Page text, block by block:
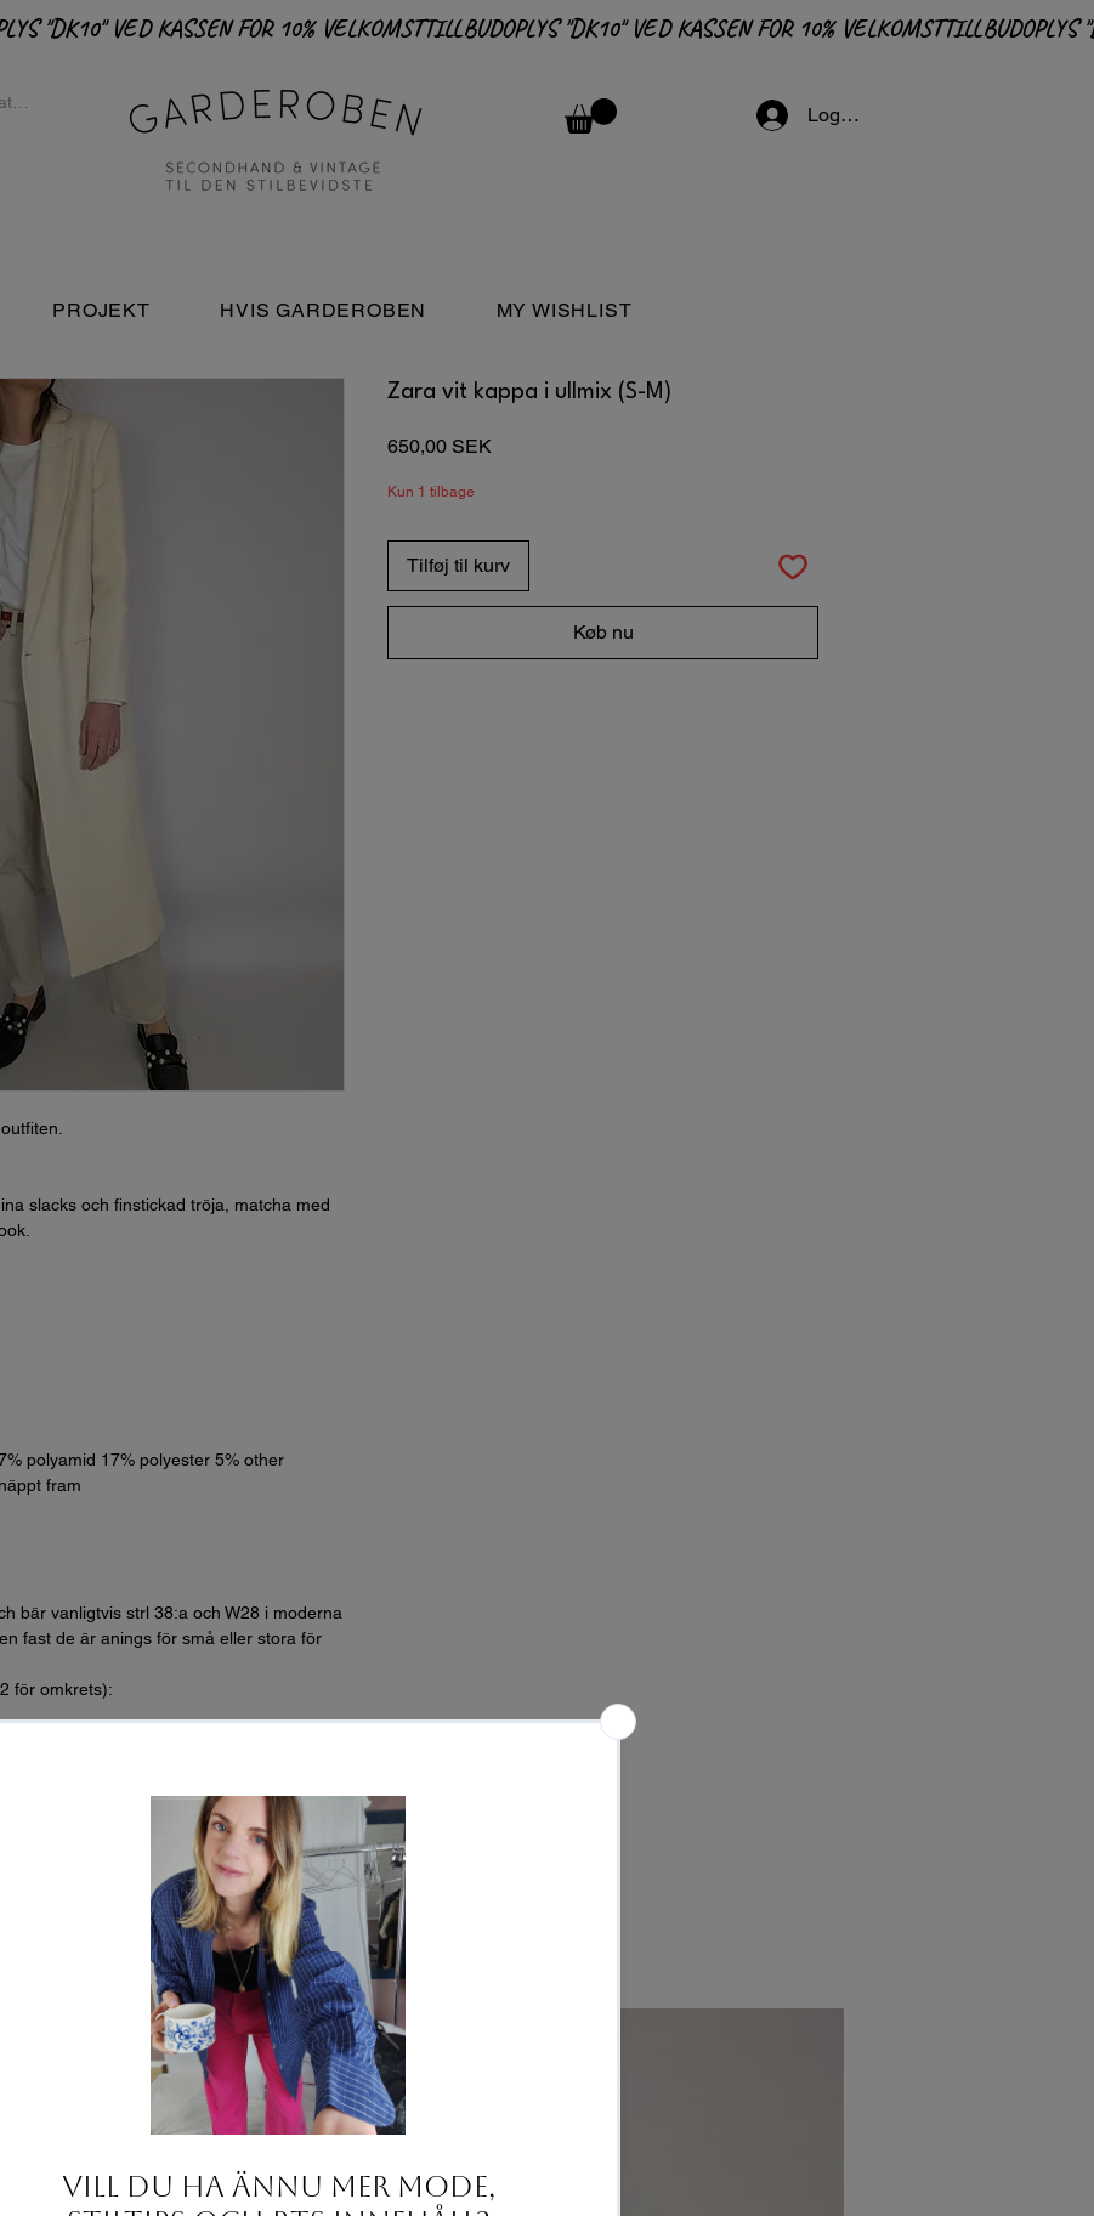
Logga in
PROJEKT HVIS GARDEROBEN MY WISHLIST
slacks och finstickad tröja, matcha med
polyamid 17% polyester 5% other
fram
bär vanligtvis strl 38:a och W28 i moderna
fast de är anings för små eller stora för
för omkrets):
Zara vit kappa i ullmix (S-M)
650,00 SEK
Kun 1 tilbage
Tilføj til kurv
Køb nu